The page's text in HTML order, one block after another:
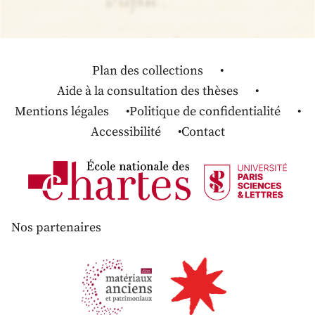
Plan des collections
Aide à la consultation des thèses
Mentions légales
Politique de confidentialité
Accessibilité
Contact
Nos partenaires